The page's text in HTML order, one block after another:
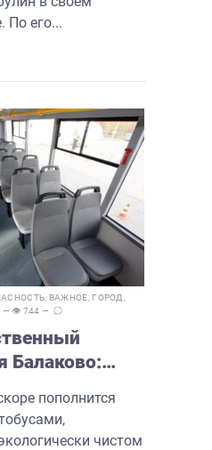
По его...
ВАЖНОЕ ГОРОД
— 👁 744 —
Балаково:
в конце
пополнится
чистом